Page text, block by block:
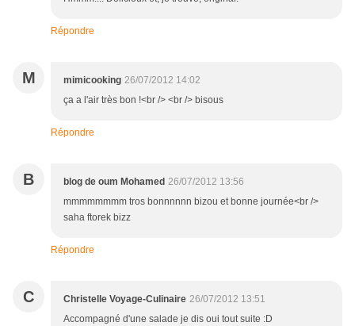
Répondre
M mimicooking 26/07/2012 14:02
ça a l'air très bon !<br /> <br /> bisous
Répondre
B blog de oum Mohamed 26/07/2012 13:56
mmmmmmmm tros bonnnnnn bizou et bonne journée<br />
saha ftorek bizz
Répondre
C Christelle Voyage-Culinaire 26/07/2012 13:51
Accompagné d'une salade je dis oui tout suite :D